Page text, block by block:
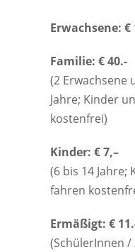
Erwachsene: €
Familie: € 40.-
(2 Erwachsene
Jahre; Kinder
kostenfrei)
Kinder: € 7,–
(6 bis 14 Jahre;
fahren
Ermäßigt: €
(SchülerInnen